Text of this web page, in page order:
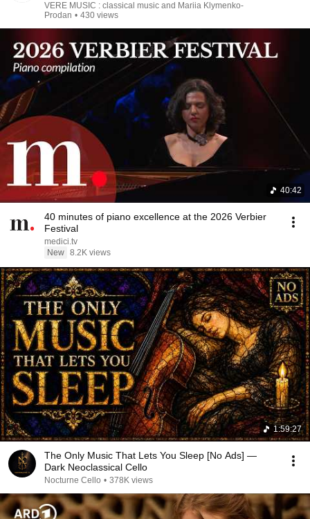
VERE MUSIC : classical music and Mariia Klymenko-
Prodan • 430 views
40:42
40 minutes of piano excellence at the 2026 Verbier
Festival
medici.tv
New 8.2K views
1:59:27
The Only Music That Lets You Sleep [No Ads] —
Dark Neoclassical Cello
Nocturne Cello • 378K views